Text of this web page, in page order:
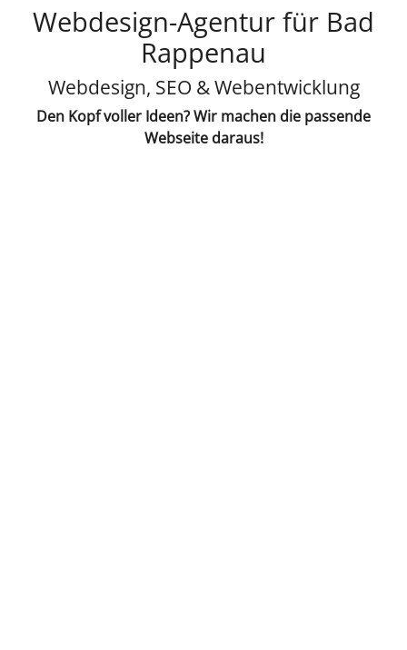
Webdesign-Agentur für Bad
Rappenau
Webdesign, SEO & Webentwicklung
Den Kopf voller Ideen? Wir machen die passende
Webseite daraus!